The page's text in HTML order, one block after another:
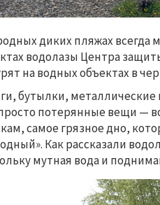
диких пляжах
водолазы Центра
на водных объектах в
бутылки,
потерянные вещи —
самое грязное дно,
Как рассказали
мутная вода и